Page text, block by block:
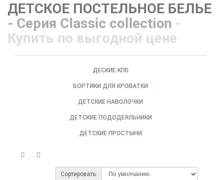
ДЕТСКОЕ ПОСТЕЛЬНОЕ БЕЛЬЕ
- Серия Classic collection -
Купить по выгодной цене
ДЕСКИЕ КПБ
БОРТИКИ ДЛЯ КРОВАТКИ
ДЕТСКИЕ НАВОЛОЧКИ
ДЕТСКИЕ ПОДОДЕЯЛЬНИКИ
ДЕТСКИЕ ПРОСТЫНИ
Сортировать: